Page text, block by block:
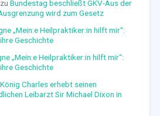
Bundestag beschließt GKV-Aus der
wird zum Gesetz
„Mein:e Heilpraktiker:in hilft mir“:
Geschichte
„Mein:e Heilpraktiker:in hilft mir“:
Geschichte
König Charles erhebt seinen
Leibarzt Sir Michael Dixon in